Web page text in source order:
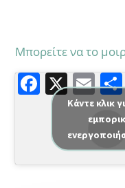
Μπορείτε να το
F
a
e
b
X E
m
ai
l
Κάντε κλικ